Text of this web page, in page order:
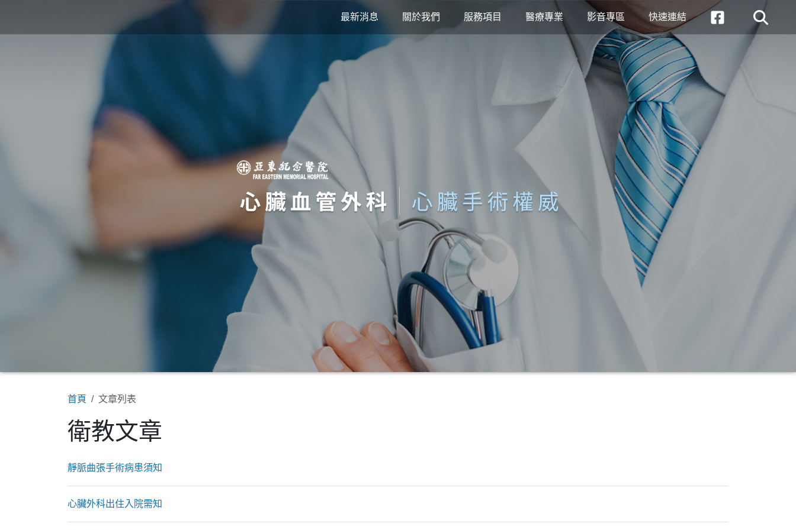
最新消息 關於我們 服務項目 醫療專業 影音專區 快速連結
首頁 文章列表
衛教文章
靜脈曲張手術病患須知
心臟外科出住入院需知